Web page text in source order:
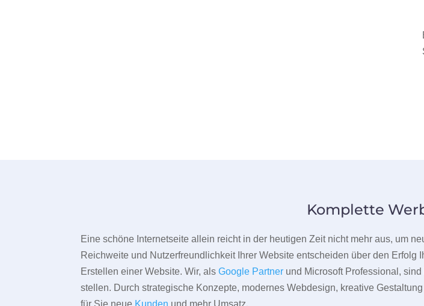
Komplette
Eine schöne Internetseite allein reicht in der heutigen Zeit nicht mehr aus, um
Reichweite und Nutzerfreundlichkeit Ihrer Website entscheiden über den
Erstellen einer Website. Wir, alsGoogle Partner und Microsoft Professional,
stellen. Durch strategische Konzepte, modernes Webdesign, kreative